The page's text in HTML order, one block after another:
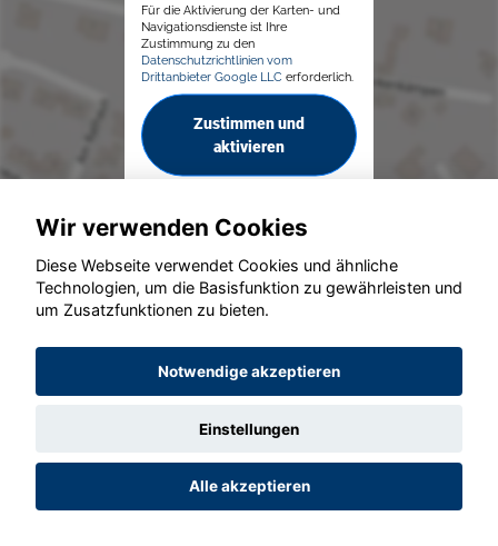
Für die Aktivierung der Karten- und
Navigationsdienste ist Ihre
Zustimmung zu den
Datenschutzrichtlinien vom
Drittanbieter Google LLC erforderlich.
Zustimmen und
aktivieren
© konjunkturmotor.de GmbH 2020 - 2026
Wir verwenden Cookies
Diese Webseite verwendet Cookies und ähnliche
Technologien, um die Basisfunktion zu gewährleisten und
um Zusatzfunktionen zu bieten.
Notwendige akzeptieren
Einstellungen
Alle akzeptieren